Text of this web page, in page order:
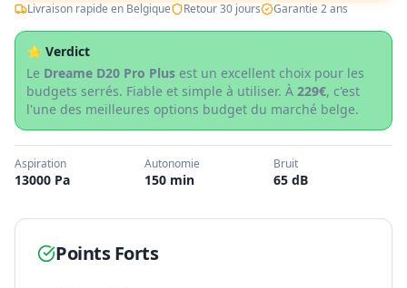
Livraison rapide en Belgique Retour 30 jours Garantie 2 ans
⭐ Verdict
Le Dreame D20 Pro Plus est un excellent choix pour les
budgets serrés. Fiable et simple à utiliser. À 229€, c'est
l'une des meilleures options budget du marché belge.
Aspiration
13000 Pa
Autonomie
150 min
Bruit
65 dB
Points Forts